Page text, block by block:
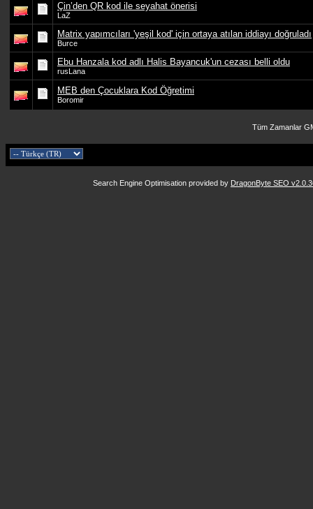
Çin’den QR kod ile seyahat önerisi
LaZ
Matrix yapımcıları 'yeşil kod' için ortaya atılan iddiayı doğruladı
Burce
Ebu Hanzala kod adlı Halis Bayancuk'un cezası belli oldu
rusLana
MEB den Çocuklara Kod Öğretimi
Boromir
Tüm Zamanlar
Search Engine Optimisation provided by DragonByte SEO